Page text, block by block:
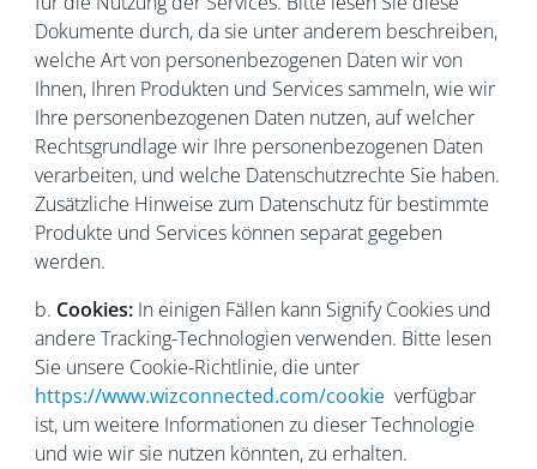
Dokumente durch, da sie unter anderem beschreiben,
welche Art von personenbezogenen Daten wir von
Ihnen, Ihren Produkten und Services sammeln, wie wir
Ihre personenbezogenen Daten nutzen, auf welcher
Rechtsgrundlage wir Ihre personenbezogenen Daten
verarbeiten, und welche Datenschutzrechte Sie haben.
Zusätzliche Hinweise zum Datenschutz für bestimmte
Produkte und Services können separat gegeben
werden.
b. Cookies:In einigen Fällen kann Signify Cookies und
andere Tracking-Technologien verwenden. Bitte lesen
Sie unsere Cookie-Richtlinie, die unter
https://www.wizconnected.com/cookieverfügbar
ist, um weitere Informationen zu dieser Technologie
und wie wir sie nutzen könnten, zu erhalten.